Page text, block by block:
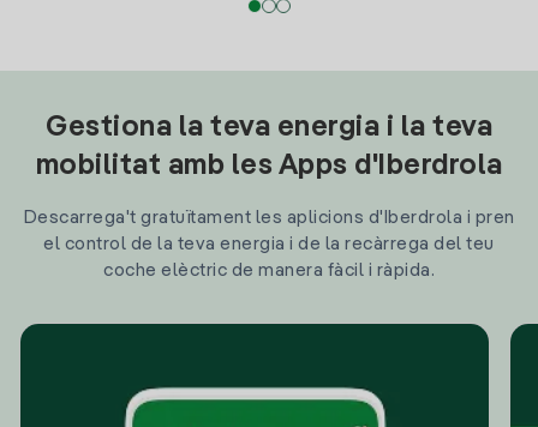
Gestiona la teva energia i la teva
mobilitat amb les Apps d'Iberdrola
Descarrega't gratuïtament les aplicions d'Iberdrola i pren
el control de la teva energia i de la recàrrega del teu
coche elèctric de manera fàcil i ràpida.